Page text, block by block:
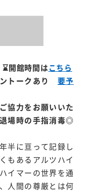
⌛開館時間はこちら
トークあり 要予
協力をお願いいた
場時の手指消毒◎
半に亘って記録し
もあるアルツハイ
イマーの世界を通
人間の尊厳とは何